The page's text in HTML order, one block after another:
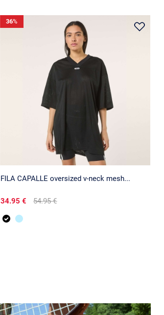
FILA CAPALLE oversized v-neck mesh...
34.95 € 54.95 €
36%